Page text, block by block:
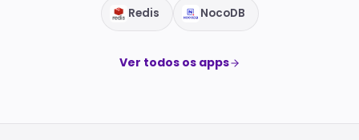
Redis NocoDB
Ver todos os apps